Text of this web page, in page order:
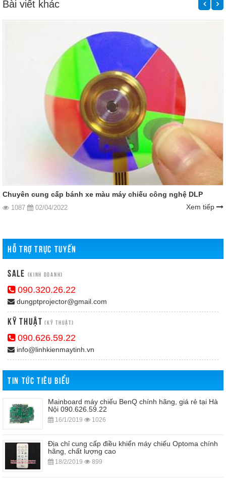
Bài viết khác
Chuyên cung cấp bánh xe màu máy chiếu công nghệ DLP
1087 02/04/2022 Xem tiếp
HỖ TRỢ TRỰC TUYẾN
Sale (Kinh doanh)
090.320.26.22
dungptprojector@gmail.com
Kỹ Thuật (Kỹ thuật)
090.626.59.22
info@linhkienmaytinh.vn
TIN TỨC TIÊU BIỂU
Mainboard máy chiếu BenQ chính hãng, giá rẻ tại Hà
Nội 090.626.59.22
16/1/2019 1026
Địa chỉ cung cấp điều khiển máy chiếu Optoma chính
hãng, chất lượng cao
18/2/2019 899